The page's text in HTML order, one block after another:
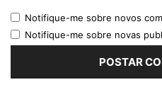
Notifique-me sobre novos
Notifique-me sobre novas